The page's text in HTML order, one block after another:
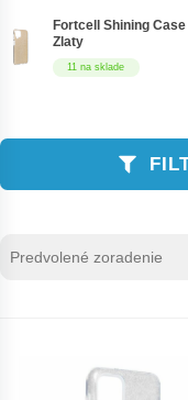
11 na sklade
Fortcell Shining
Zlaty
Zoradenie
Sort content